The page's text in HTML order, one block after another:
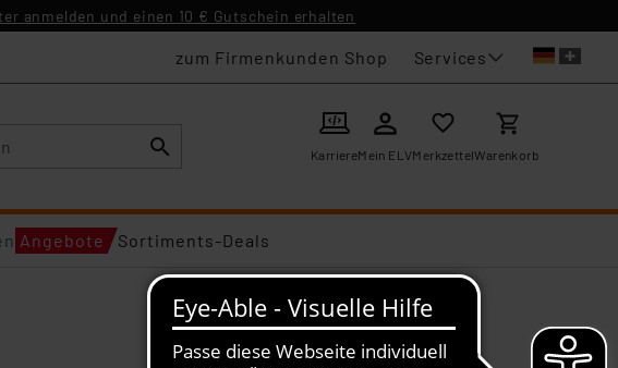
anmelden und einen 10 € Gutschein erhalten
zum Firmenkunden Shop Services
KarriereMein ELVMerkzettelWarenkorb
Angebote Sortiments-Deals